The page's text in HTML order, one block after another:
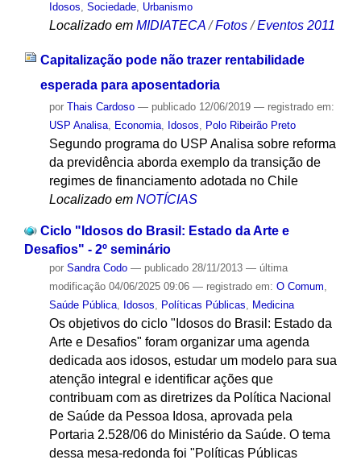
Idosos, Sociedade, Urbanismo
Localizado em MIDIATECA /Fotos /Eventos 2011
Capitalização pode não trazer rentabilidade
esperada para aposentadoria
por Thais Cardoso — publicado12/06/2019 — registrado em:
USP Analisa, Economia, Idosos, Polo Ribeirão Preto
Segundo programa do USP Analisa sobre reforma
da previdência aborda exemplo da transição de
regimes de financiamento adotada no Chile
Localizado em NOTÍCIAS
Ciclo "Idosos do Brasil: Estado da Arte e
Desafios" - 2º seminário
por Sandra Codo — publicado28/11/2013 — última
modificação04/06/2025 09:06 — registrado em: O Comum
Saúde Pública, Idosos Políticas Públicas Medicina
Os objetivos do ciclo "Idosos do Brasil: Estado da
Arte e Desafios" foram organizar uma agenda
dedicada aos idosos, estudar um modelo para sua
atenção integral e identificar ações que
contribuam com as diretrizes da Política Nacional
de Saúde da Pessoa Idosa, aprovada pela
Portaria 2.528/06 do Ministério da Saúde. O tema
dessa mesa-redonda foi "Políticas Públicas